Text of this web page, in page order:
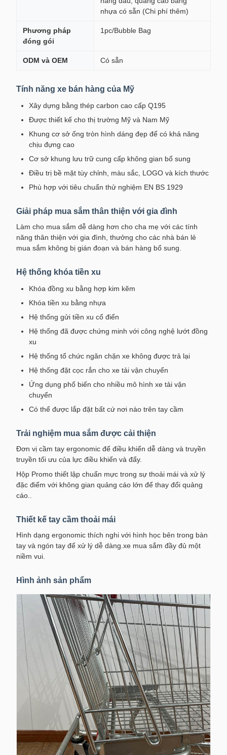
nhựa có sẵn (Chi phí thêm)
Phương pháp
đóng gói
1pc/Bubble Bag
ODM và OEM Có sẵn
Tính năng xe bán hàng của Mỹ
Xây dựng bằng thép carbon cao cấp Q195
Được thiết kế cho thị trường Mỹ và Nam Mỹ
Khung cơ sở ống tròn hình dáng đẹp để có khả năng
chịu đựng cao
Cơ sở khung lưu trữ cung cấp không gian bổ sung
Điều trị bề mặt tùy chỉnh, màu sắc, LOGO và kích thước
Phù hợp với tiêu chuẩn thử nghiệm EN BS 1929
Giải pháp mua sắm thân thiện với gia đình
Làm cho mua sắm dễ dàng hơn cho cha mẹ với các tính
năng thân thiện với gia đình, thưởng cho các nhà bán lẻ
mua sắm không bị gián đoạn và bán hàng bổ sung.
Hệ thống khóa tiền xu
Khóa đồng xu bằng hợp kim kẽm
Khóa tiền xu bằng nhựa
Hệ thống gửi tiền xu cổ điển
Hệ thống đã được chứng minh với công nghệ lướt đồng
xu
Hệ thống tổ chức ngăn chặn xe không được trả lại
Hệ thống đặt cọc rắn cho xe tải vận chuyển
Ứng dụng phổ biến cho nhiều mô hình xe tải vận
chuyển
Có thể được lắp đặt bất cứ nơi nào trên tay cầm
Trải nghiệm mua sắm được cải thiện
Đơn vị cầm tay ergonomic để điều khiển dễ dàng và truyền
truyền tối ưu của lực điều khiển và đẩy.
Hộp Promo thiết lập chuẩn mực trong sự thoải mái và xử lý
đặc điểm với không gian quảng cáo lớn để thay đổi quảng
cáo..
Thiết kế tay cầm thoải mái
Hình dạng ergonomic thích nghi với hình học bên trong bàn
tay và ngón tay để xử lý dễ dàng.xe mua sắm đầy đủ một
niềm vui.
Hình ảnh sản phẩm